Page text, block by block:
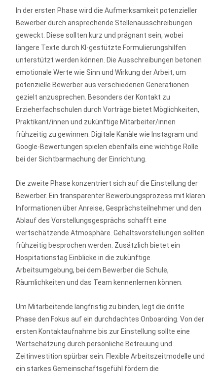
In der ersten Phase wird die Aufmerksamkeit potenzieller
Bewerber durch ansprechende Stellenausschreibungen
geweckt. Diese sollten kurz und prägnant sein, wobei
längere Texte durch KI-gestützte Formulierungshilfen
unterstützt werden können. Die Ausschreibungen betonen
emotionale Werte wie Sinn und Wirkung der Arbeit, um
potenzielle Bewerber aus verschiedenen Generationen
gezielt anzusprechen. Besonders der Kontakt zu
Erzieherfachschulen durch Vorträge bietet Möglichkeiten,
Praktikant/innen und zukünftige Mitarbeiter/innen
frühzeitig zu gewinnen. Digitale Kanäle wie Instagram und
Google-Bewertungen spielen ebenfalls eine wichtige Rolle
bei der Sichtbarmachung der Einrichtung.
Die zweite Phase konzentriert sich auf die Einstellung der
Bewerber. Ein transparenter Bewerbungsprozess mit klaren
Informationen über Anreise, Gesprächsteilnehmer und den
Ablauf des Vorstellungsgesprächs schafft eine
wertschätzende Atmosphäre. Gehaltsvorstellungen sollten
frühzeitig besprochen werden. Zusätzlich bietet ein
Hospitationstag Einblicke in die zukünftige
Arbeitsumgebung, bei dem Bewerber die Schule,
Räumlichkeiten und das Team kennenlernen können.
Um Mitarbeitende langfristig zu binden, legt die dritte
Phase den Fokus auf ein durchdachtes Onboarding. Von der
ersten Kontaktaufnahme bis zur Einstellung sollte eine
Wertschätzung durch persönliche Betreuung und
Zeitinvestition spürbar sein. Flexible Arbeitszeitmodelle und
ein starkes Gemeinschaftsgefühl fördern die